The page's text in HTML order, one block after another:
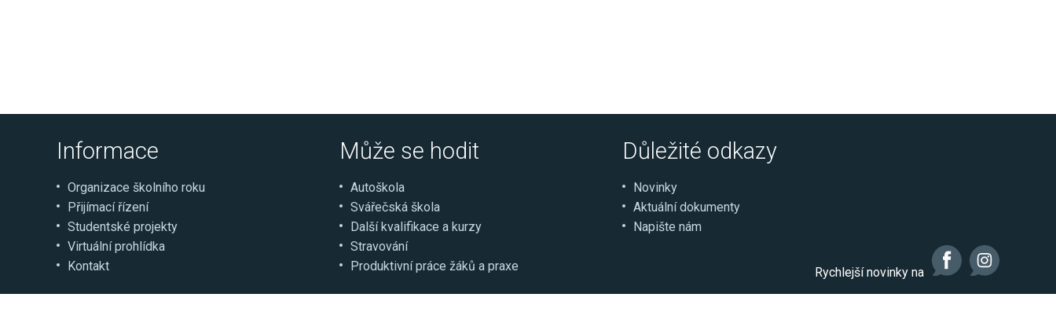
Informace
Organizace školního roku
Přijímací řízení
Studentské projekty
Virtuální prohlídka
Kontakt
Může se hodit
Autoškola
Svářečská škola
Další kvalifikace a kurzy
Stravování
Produktivní práce žáků a praxe
Důležité odkazy
Novinky
Aktuální dokumenty
Napište nám
Rychlejší novinky na